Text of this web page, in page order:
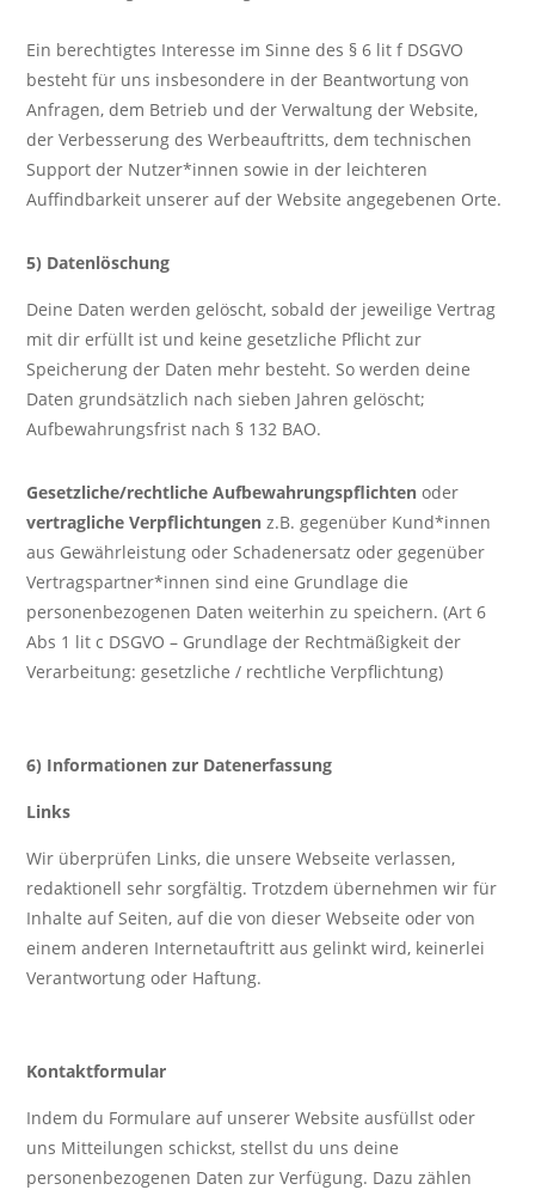
Ein berechtigtes Interesse im Sinne des § 6 lit f DSGVO
besteht für uns insbesondere in der Beantwortung von
Anfragen, dem Betrieb und der Verwaltung der Website,
der Verbesserung des Werbeauftritts, dem technischen
Support der Nutzer*innen sowie in der leichteren
Auffindbarkeit unserer auf der Website angegebenen Orte.
5) Datenlöschung
Deine Daten werden gelöscht, sobald der jeweilige Vertrag
mit dir erfüllt ist und keine gesetzliche Pflicht zur
Speicherung der Daten mehr besteht. So werden deine
Daten grundsätzlich nach sieben Jahren gelöscht;
Aufbewahrungsfrist nach § 132 BAO.
Gesetzliche/rechtliche Aufbewahrungspflichten oder
vertragliche Verpflichtungenz.B. gegenüber Kund*innen
aus Gewährleistung oder Schadenersatz oder gegenüber
Vertragspartner*innen sind eine Grundlage die
personenbezogenen Daten weiterhin zu speichern. (Art 6
Abs 1 lit c DSGVO – Grundlage der Rechtmäßigkeit der
Verarbeitung: gesetzliche / rechtliche Verpflichtung)
6) Informationen zur Datenerfassung
Links
Wir überprüfen Links, die unsere Webseite verlassen,
redaktionell sehr sorgfältig. Trotzdem übernehmen wir für
Inhalte auf Seiten, auf die von dieser Webseite oder von
einem anderen Internetauftritt aus gelinkt wird, keinerlei
Verantwortung oder Haftung.
Kontaktformular
Indem du Formulare auf unserer Website ausfüllst oder
uns Mitteilungen schickst, stellst du uns deine
personenbezogenen Daten zur Verfügung. Dazu zählen